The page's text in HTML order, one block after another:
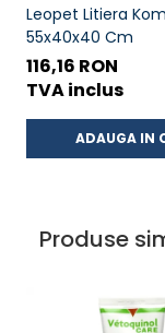
Leopet Litiera
55x40x40 Cm
116,16 RON
TVA inclus
ADAUGA IN
Produse